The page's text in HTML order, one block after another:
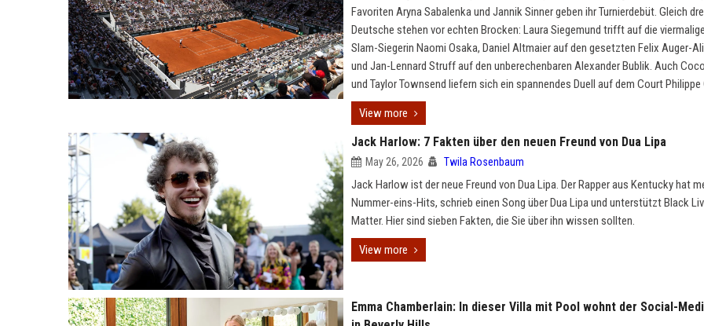
Favoriten Aryna Sabalenka und Jannik Sinner geben ihr Turnierdebüt. Gleich
Deutsche stehen vor echten Brocken: Laura Siegemund trifft auf die
Slam-Siegerin Naomi Osaka, Daniel Altmaier auf den gesetzten Felix Auger-
und Jan-Lennard Struff auf den unberechenbaren Alexander Bublik. Auch
und Taylor Townsend liefern sich ein spannendes Duell auf dem Court Philippe
View more
Jack Harlow: 7 Fakten über den neuen Freund von Dua Lipa
May 26, 2026 Twila Rosenbaum
Jack Harlow ist der neue Freund von Dua Lipa. Der Rapper aus Kentucky hat
Nummer-eins-Hits, schrieb einen Song über Dua Lipa und unterstützt Black
Matter. Hier sind sieben Fakten, die Sie über ihn wissen sollten.
View more
Emma Chamberlain: In dieser Villa mit Pool wohnt der Social-